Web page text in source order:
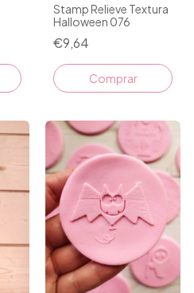
Stamp Relieve Textura
Halloween 076
€9,64